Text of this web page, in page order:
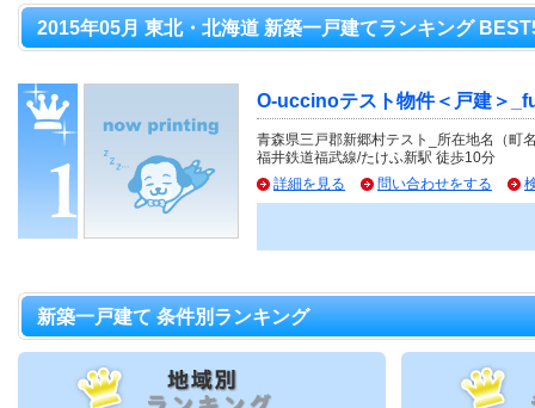
2015年05月 東北・北海道 新築一戸建てランキング
O-uccinoテスト物件＜戸建＞
青森県三戸郡新郷村テスト_所在地名（町
福井鉄道福武線/たけふ新駅 徒歩10分
詳細を見る
問い合わせをする
新築一戸建て 条件別ランキング